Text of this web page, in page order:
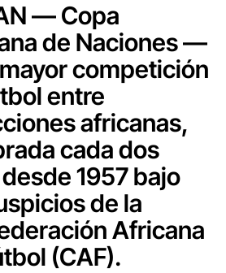
— Copa
de Naciones —
competición
entre
africanas,
cada dos
1957 bajo
de la
Africana
(CAF).